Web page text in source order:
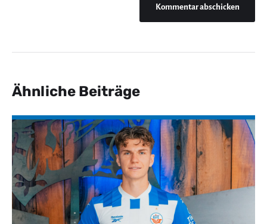
Ähnliche Beiträge